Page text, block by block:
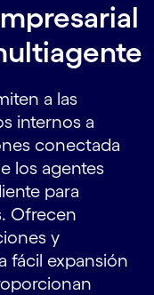
a las
internos a
conectada
los agentes
para
Ofrecen
y
fácil expansión